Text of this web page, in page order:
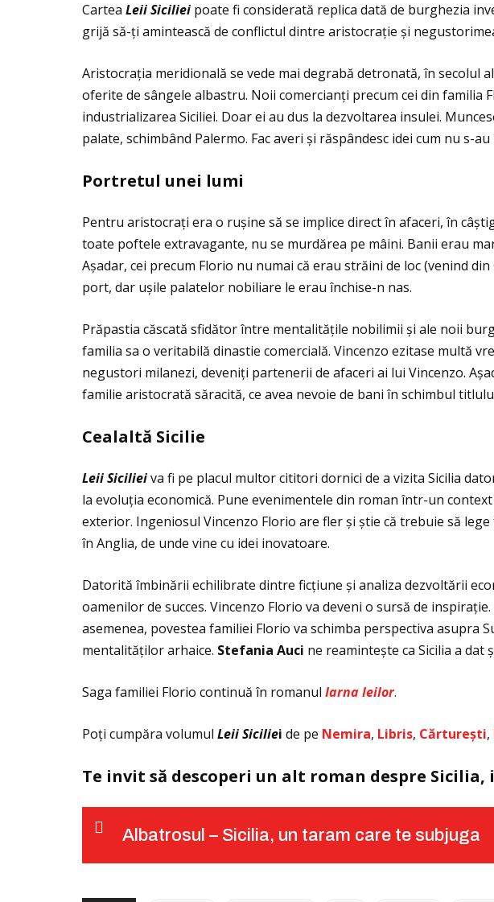
Cartea Leii Siciliei poate fi considerată replica dată de burghezia
grijă să-ţi amintească de conflictul dintre aristocraţie și
Aristocraţia meridională se vede mai degrabă detronată, în secolul
oferite de sângele albastru. Noii comercianţi precum cei din familia
industrializarea Siciliei. Doar ei au dus la dezvoltarea insulei.
palate, schimbând Palermo. Fac averi și răspândesc idei cum nu
Portretul unei lumi
Pentru aristocraţi era o rușine să se implice direct în afaceri, în
toate poftele extravagante, nu se murdărea pe mâini. Banii erau
Așadar, cei precum Florio nu numai că erau străini de loc (venind
port, dar ușile palatelor nobiliare le erau închise-n nas.
Prăpastia căscată sfidător între mentalităţile nobilimii și ale noii
familia sa o veritabilă dinastie comercială. Vincenzo ezitase multă
negustori milanezi, deveniţi partenerii de afaceri ai lui Vincenzo.
familie aristocrată săracită, ce avea nevoie de bani în schimbul
Cealaltă Sicilie
Leii Sicilieiva fi pe placul multor cititori dornici de a vizita Sicilia
la evoluţia economică. Pune evenimentele din roman într-un
exterior. Ingeniosul Vincenzo Florio are fler și știe că trebuie să
în Anglia, de unde vine cu idei inovatoare.
Datorită îmbinării echilibrate dintre ficţiune și analiza dezvoltării
oamenilor de succes. Vincenzo Florio va deveni o sursă de
asemenea, povestea familiei Florio va schimba perspectiva asupra
mentalităţilor arhaice. Stefania Auci ne reamintește ca Sicilia a
Saga familiei Florio continuă în romanul Iarna leilor.
Poţi cumpăra volumul Leii Siciliei de pe Nemira, Libris, Cărturești,
Te invit să descoperi un alt roman despre
Albatrosul – Sicilia, un taram care te subjuga